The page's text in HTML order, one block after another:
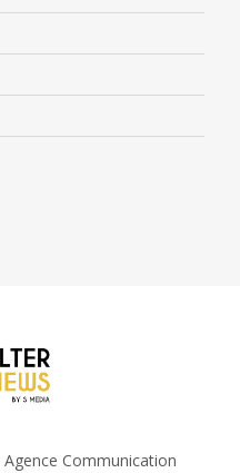
Agence Communication